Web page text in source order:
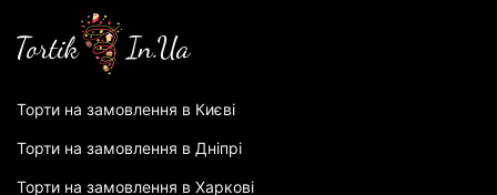
Торти на замовлення в Києві
Торти на замовлення в Дніпрі
Торти на замовлення в Харкові